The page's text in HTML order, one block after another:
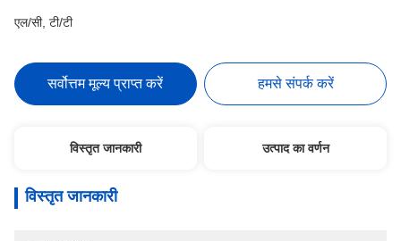
एल/सी, टी/टी
सर्वोत्तम मूल्य प्राप्त करें हमसे संपर्क करें
विस्तृत जानकारी उत्पाद का वर्णन
विस्तृत जानकारी